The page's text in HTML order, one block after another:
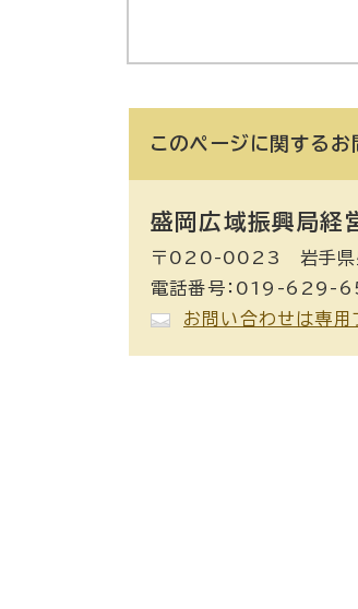
このページに関する お
盛岡広域振興局経
〒020-0023 岩手県
電話番号：019-629-
お問い合わせは専用